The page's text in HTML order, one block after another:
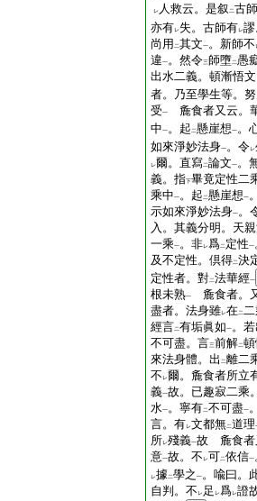
レ 人救云。是叙 二古
亦有レ失。古師有レ
尚用 二其文一。新師不
違一。然令三師墮二愚
出水二義。頓漸悟
者。乃至學生等。
受一
麁食者又云。
中一。起 二懸崖想一。
如來淨妙法身一。令レ
レ爾。直寫二論文一。
義。指下畢竟定性二
乘中一。起 二懸崖想一
示如來淨妙法身一。
入。其義分明。天
一乘一。非レ爲二 定性一
及不定性。倶得二決
定性者。對二法華經一
根未熟一
麁食者。
盡者。法身雖レ在二
經言二有垢眞如一。
不可盡。言三前解二
來法身體。出 二離二
不 レ爾。麁食者所立
義一故。已趣寂二乘
水一。寧有二不可盡一
言。有レ文都無二道理
所レ殘義一故 麁食者
意一故。不 レ可二依信一
レ據二學之 一。喩曰。
自判。不 レ足 レ爲レ證